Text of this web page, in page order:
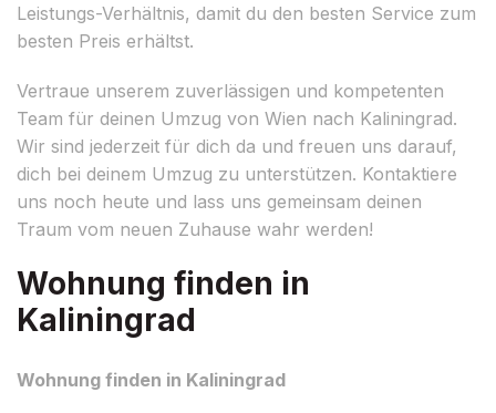
Leistungs-Verhältnis, damit du den besten Service zum
besten Preis erhältst.
Vertraue unserem zuverlässigen und kompetenten
Team für deinen Umzug von Wien nach Kaliningrad.
Wir sind jederzeit für dich da und freuen uns darauf,
dich bei deinem Umzug zu unterstützen. Kontaktiere
uns noch heute und lass uns gemeinsam deinen
Traum vom neuen Zuhause wahr werden!
Wohnung finden in
Kaliningrad
Wohnung finden in Kaliningrad